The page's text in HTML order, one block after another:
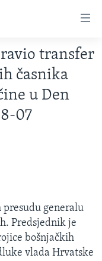
transfer
časnika
u Den
07
presudu generalu
Predsjednik je
bošnjačkih
vlada Hrvatske